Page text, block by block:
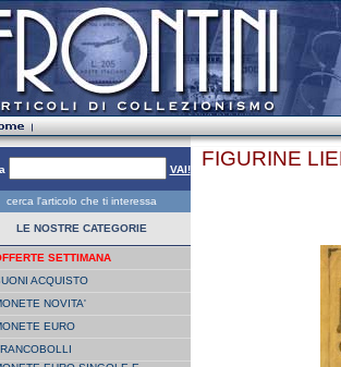
VAI!
cerca l'articolo che ti interessa
LE NOSTRE CATEGORIE
SETTIMANA
ACQUISTO
NOVITA'
EURO
FIGURINE